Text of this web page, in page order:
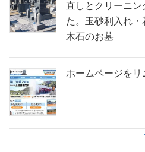
直しとクリーニン
た。玉砂利入れ
木石のお墓
ホームページをリ